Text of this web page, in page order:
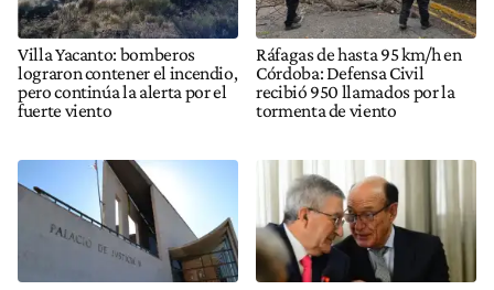
Villa Yacanto: bomberos
lograron contener el incendio,
pero continúa la alerta por el
fuerte viento
Ráfagas de hasta 95 km/h en
Córdoba: Defensa Civil
recibió 950 llamados por la
tormenta de viento